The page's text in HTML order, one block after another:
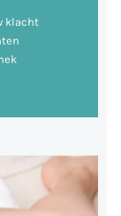
klacht